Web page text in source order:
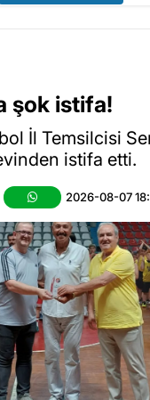
şok istifa!
İl Temsilcisi
istifa etti.
2026-08-07